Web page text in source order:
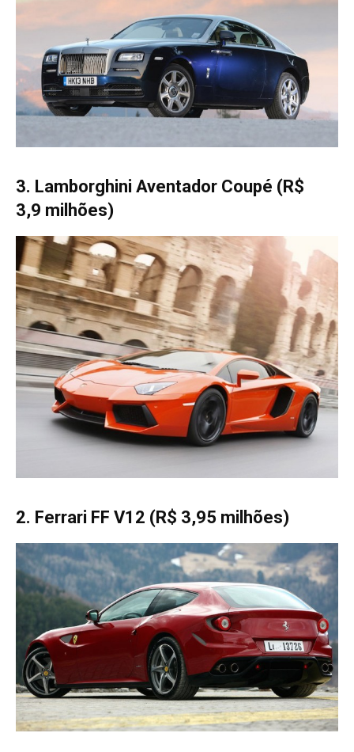
3. Lamborghini Aventador Coupé (R$
3,9 milhões)
2. Ferrari FF V12 (R$ 3,95 milhões)